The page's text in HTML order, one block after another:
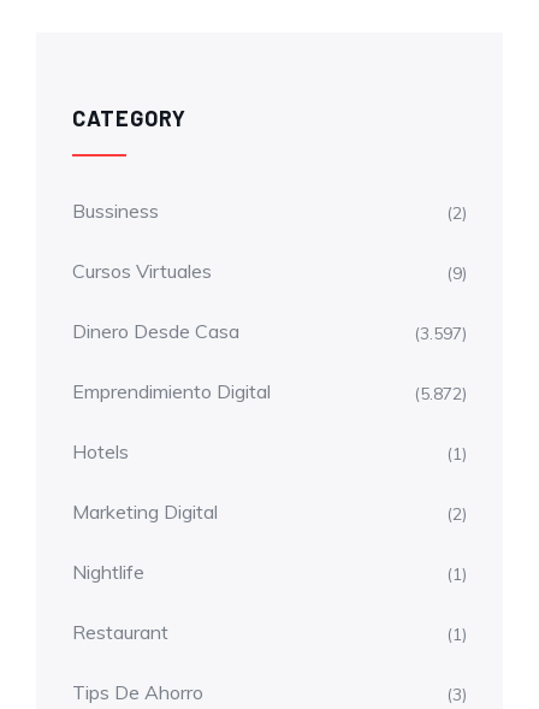
CATEGORY
Bussiness (2)
Cursos Virtuales (9)
Dinero Desde Casa (3.597)
Emprendimiento Digital (5.872)
Hotels (1)
Marketing Digital (2)
Nightlife (1)
Restaurant (1)
Tips De Ahorro (3)